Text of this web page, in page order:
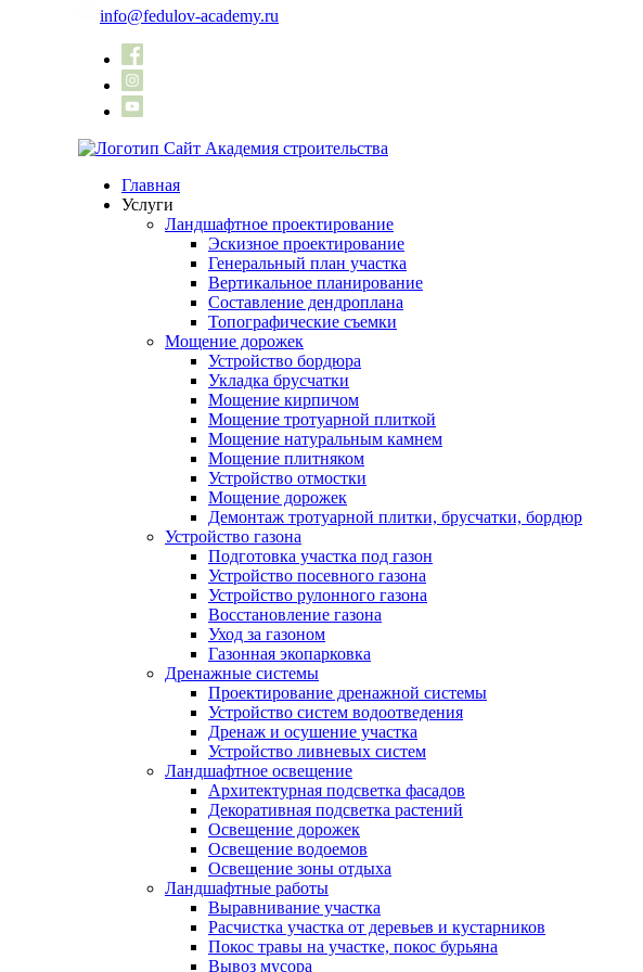
info@fedulov-academy.ru
Главная
Услуги
Ландшафтное проектирование
Эскизное проектирование
Генеральный план участка
Вертикальное планирование
Составление дендроплана
Топографические съемки
Мощение дорожек
Устройство бордюра
Укладка брусчатки
Мощение кирпичом
Мощение тротуарной плиткой
Мощение натуральным камнем
Мощение плитняком
Устройство отмостки
Мощение дорожек
Демонтаж тротуарной плитки, брусчатки, бордюр
Устройство газона
Подготовка участка под газон
Устройство посевного газона
Устройство рулонного газона
Восстановление газона
Уход за газоном
Газонная экопарковка
Дренажные системы
Проектирование дренажной системы
Устройство систем водоотведения
Дренаж и осушение участка
Устройство ливневых систем
Ландшафтное освещение
Архитектурная подсветка фасадов
Декоративная подсветка растений
Освещение дорожек
Освещение водоемов
Освещение зоны отдыха
Ландшафтные работы
Выравнивание участка
Расчистка участка от деревьев и кустарников
Покос травы на участке, покос бурьяна
Вывоз мусора